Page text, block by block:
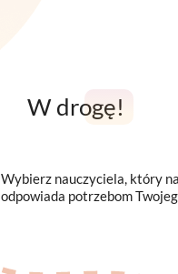
W drogę!
Wybierz nauczyciela, który
odpowiada potrzebom